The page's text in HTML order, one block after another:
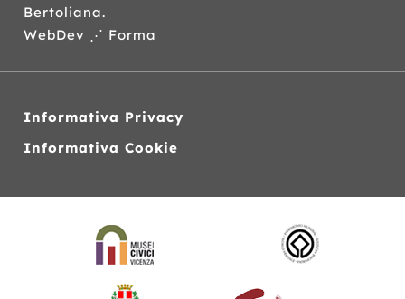
Bertoliana.
WebDev ⋰ Forma
Informativa Privacy
Informativa Cookie